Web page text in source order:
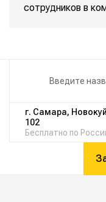
сотрудников в
г. Самара,
102
Бесплатно по